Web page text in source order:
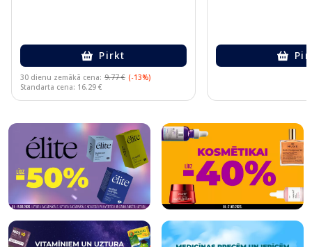
Pirkt
30 dienu zemākā cena: 9.77 € (-13%)
Standarta cena: 16.29 €